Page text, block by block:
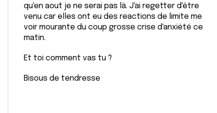
qu'en aout je ne serai pas là. J'ai regetter d'être
venu car elles ont eu des reactions de limite me
voir mourante du coup grosse crise d'anxiété ce
matin.
Et toi comment vas tu ?
Bisous de tendresse